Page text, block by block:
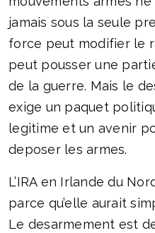
jamais sous la seule
force peut modifier le
peut pousser une
de la guerre. Mais le
exige un paquet
legitime et un avenir
deposer les armes.
L’IRA en Irlande du
parce qu’elle aurait
Le desarmement est